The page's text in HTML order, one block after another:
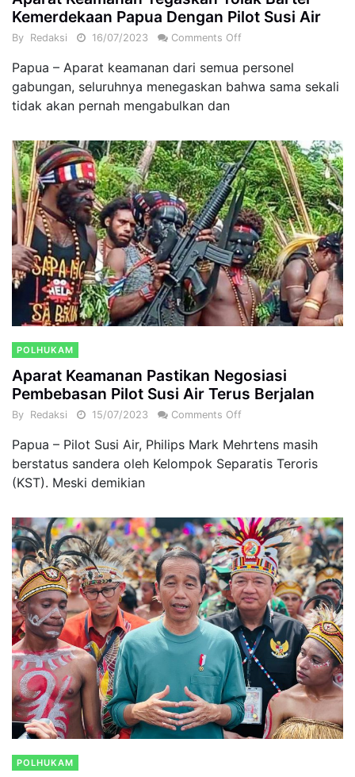
Kemerdekaan Papua Dengan Pilot Susi Air
By Redaksi 16/07/2023 Comments Off
Papua – Aparat keamanan dari semua personel
gabungan, seluruhnya menegaskan bahwa sama sekali
tidak akan pernah mengabulkan dan
POLHUKAM
Aparat Keamanan Pastikan Negosiasi
Pembebasan Pilot Susi Air Terus Berjalan
By Redaksi 15/07/2023 Comments Off
Papua – Pilot Susi Air, Philips Mark Mehrtens masih
berstatus sandera oleh Kelompok Separatis Teroris
(KST). Meski demikian
POLHUKAM